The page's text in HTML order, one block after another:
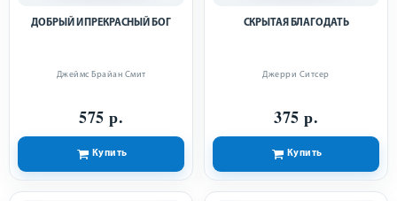
ДОБРЫЙ И ПРЕКРАСНЫЙ БОГ
Джеймс Брайан Смит
575 р.
Купить
СКРЫТАЯ БЛАГОДАТЬ
Джерри Ситсер
375 р.
Купить